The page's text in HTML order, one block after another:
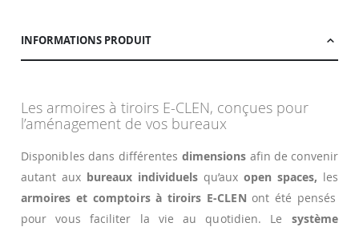
INFORMATIONS PRODUIT
Les armoires à tiroirs E-CLEN, conçues pour
l’aménagement de vos bureaux
Disponibles dans différentes dimensions afin de convenir
autant aux bureaux individuels qu’aux open spaces, les
armoires et comptoirs à tiroirs E-CLEN ont été pensés
pour vous faciliter la vie au quotidien. Le système